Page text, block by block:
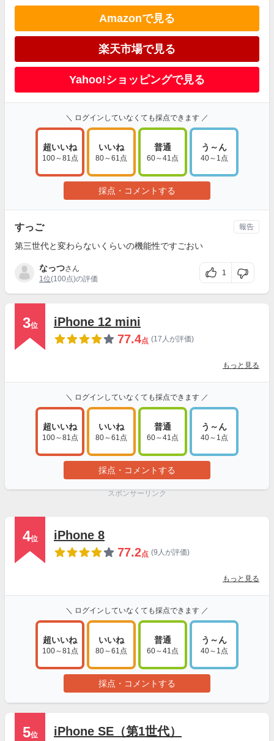
Amazonで見る
楽天市場で見る
Yahoo!ショッピングで見る
＼ ログインしていなくても採点できます ／
超いいね
100～81点
いいね
80～61点
普通
60～41点
う～ん
40～1点
採点・コメントする
すっご
第三世代と変わらないくらいの機能性ですごおい
なっつさん
1位(100点)の評価
1
報告
3位
iPhone 12 mini
77.4点 (17人が評価)
もっと見る
＼ ログインしていなくても採点できます ／
超いいね
100～81点
いいね
80～61点
普通
60～41点
う～ん
40～1点
採点・コメントする
スポンサーリンク
4位
iPhone 8
77.2点 (9人が評価)
もっと見る
＼ ログインしていなくても採点できます ／
超いいね
100～81点
いいね
80～61点
普通
60～41点
う～ん
40～1点
採点・コメントする
5位
iPhone SE（第1世代）